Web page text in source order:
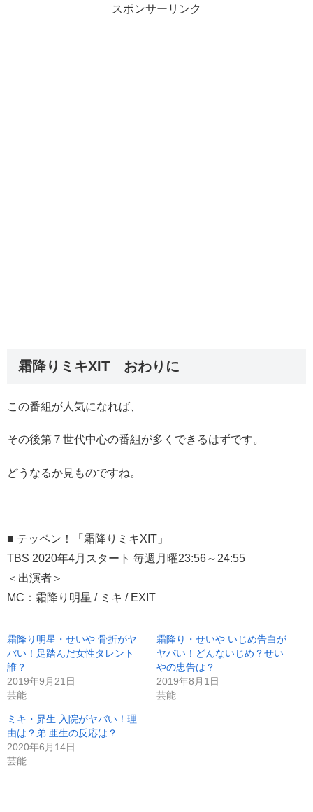
スポンサーリンク
霜降りミキXIT おわりに
この番組が人気になれば、
その後第７世代中心の番組が多くできるはずです。
どうなるか見ものですね。
■ テッペン！「霜降りミキXIT」
TBS 2020年4月スタート 毎週月曜23:56～24:55
＜出演者＞
MC：霜降り明星 / ミキ / EXIT
霜降り明星・せいや 骨折がヤ
バい！足踏んだ女性タレント
誰？
2019年9月21日
芸能
霜降り・せいや いじめ告白が
ヤバい！どんないじめ？せい
やの忠告は？
2019年8月1日
芸能
ミキ・昴生 入院がヤバい！理
由は？弟 亜生の反応は？
2020年6月14日
芸能